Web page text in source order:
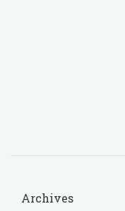
Archives